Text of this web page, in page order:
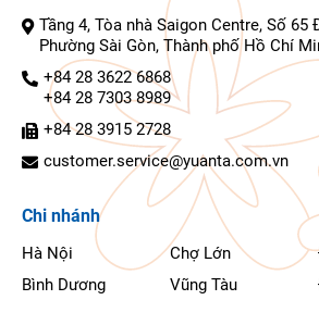
Tầng 4, Tòa nhà Saigon Centre, Số 65
Phường Sài Gòn, Thành phố Hồ Chí
+84 28 3622 6868
+84 28 7303 8989
+84 28 3915 2728
customer.service@yuanta.com.vn
Chi nhánh
Hà Nội Chợ Lớn
Bình Dương
Vũng Tàu